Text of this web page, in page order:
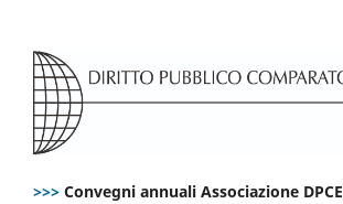
>>> Convegni annuali Associazione DPCE